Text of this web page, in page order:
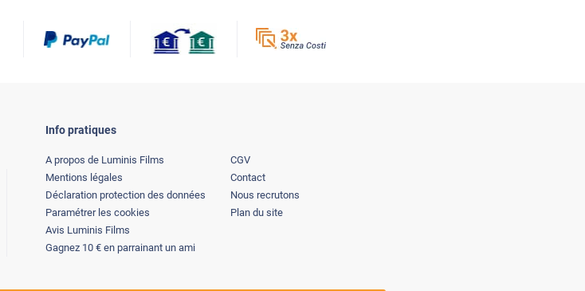
Info pratiques
A propos de Luminis Films
Mentions légales
Déclaration protection des données
Paramétrer les cookies
Avis Luminis Films
Gagnez 10 € en parrainant un ami
CGV
Contact
Nous recrutons
Plan du site